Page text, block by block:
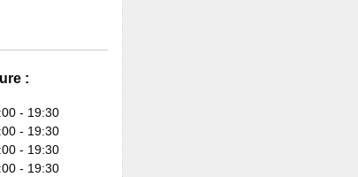
:
- 19:30
- 19:30
- 19:30
- 19:30